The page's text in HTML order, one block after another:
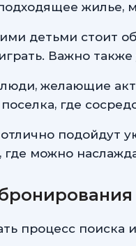
жилье,
детьми стоит
Важно
желающие
где
подойдут
где можно
процесс